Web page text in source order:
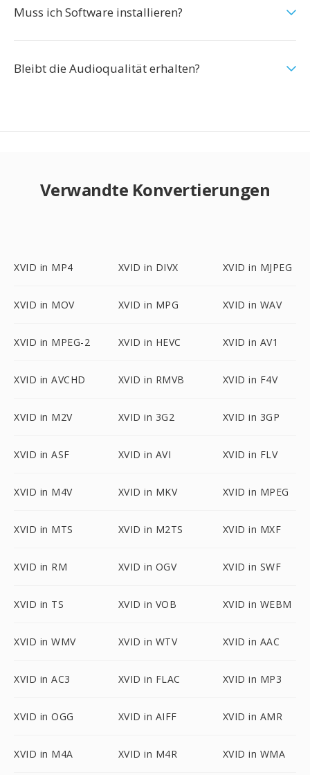
Muss ich Software installieren?
Bleibt die Audioqualität erhalten?
Verwandte Konvertierungen
XVID in MP4 XVID in DIVX XVID in MJPEG
XVID in MOV XVID in MPG XVID in WAV
XVID in MPEG-2 XVID in HEVC XVID in AV1
XVID in AVCHD XVID in RMVB XVID in F4V
XVID in M2V XVID in 3G2 XVID in 3GP
XVID in ASF XVID in AVI XVID in FLV
XVID in M4V XVID in MKV XVID in MPEG
XVID in MTS XVID in M2TS XVID in MXF
XVID in RM XVID in OGV XVID in SWF
XVID in TS XVID in VOB XVID in WEBM
XVID in WMV XVID in WTV XVID in AAC
XVID in AC3 XVID in FLAC XVID in MP3
XVID in OGG XVID in AIFF XVID in AMR
XVID in M4A XVID in M4R XVID in WMA